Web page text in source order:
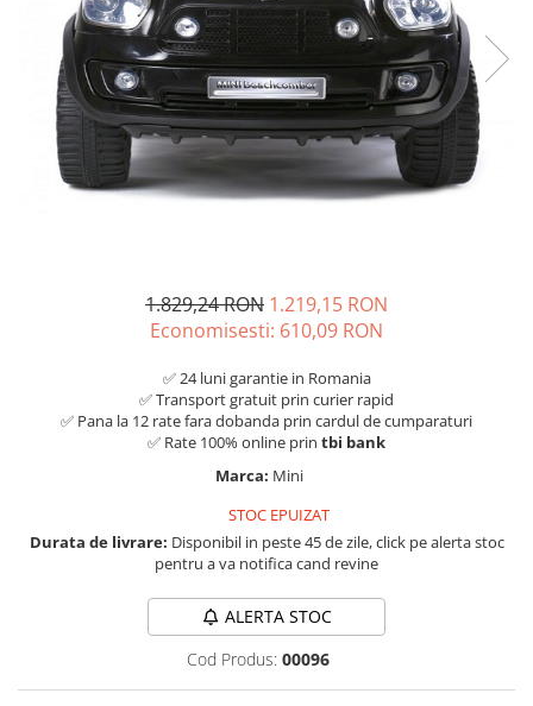
Piese & Accesorii
Jucarii RC cu telecomanda
1.829,24 RON 1.219,15 RON
Economisesti: 610,09 RON
✅ 24 luni garantie in Romania
✅ Transport gratuit prin curier rapid
✅ Pana la 12 rate fara dobanda prin cardul de cumparaturi
✅ Rate 100% online prin tbi bank
Marca: Mini
STOC EPUIZAT
Durata de livrare: Disponibil in peste 45 de zile, click pe alerta stoc
pentru a va notifica cand revine
ALERTA STOC
Cod Produs: 00096